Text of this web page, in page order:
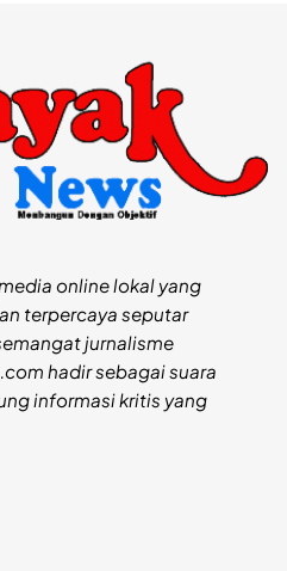
online lokal yang
terpercaya seputar
jurnalisme
hadir sebagai suara
informasi kritis yang